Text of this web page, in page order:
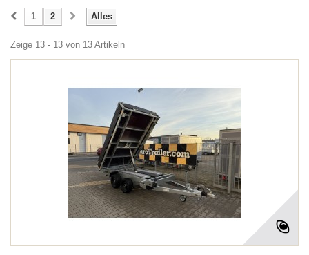
Alles
1 2
Zeige 13 - 13 von 13 Artikeln